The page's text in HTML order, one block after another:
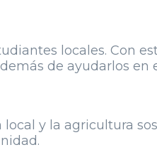
locales. Con
de ayudarlos en
y la agricultura